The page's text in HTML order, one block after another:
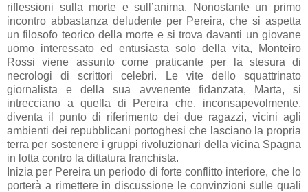
riflessioni sulla morte e sull’anima. Nonostante un primo
incontro abbastanza deludente per Pereira, che si aspetta
un filosofo teorico della morte e si trova davanti un giovane
uomo interessato ed entusiasta solo della vita, Monteiro
Rossi viene assunto come praticante per la stesura di
necrologi di scrittori celebri. Le vite dello squattrinato
giornalista e della sua avvenente fidanzata, Marta, si
intrecciano a quella di Pereira che, inconsapevolmente,
diventa il punto di riferimento dei due ragazzi, vicini agli
ambienti dei repubblicani portoghesi che lasciano la propria
terra per sostenere i gruppi rivoluzionari della vicina Spagna
in lotta contro la dittatura franchista.
Inizia per Pereira un periodo di forte conflitto interiore, che lo
porterà a rimettere in discussione le convinzioni sulle quali